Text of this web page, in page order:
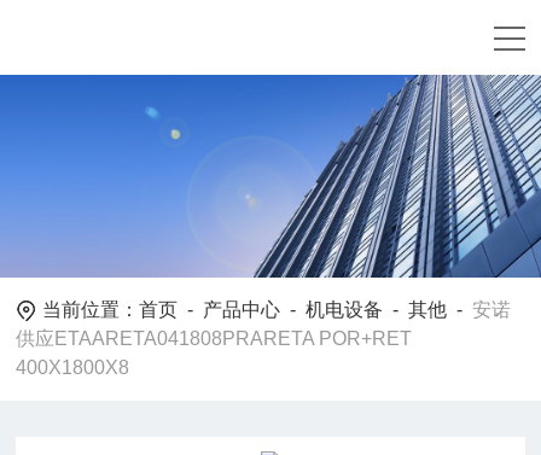
当前位置：首页 - 产品中心 -机电设备 -其他 -安诺
供应ETAARETA041808PRARETA POR+RET
400X1800X8